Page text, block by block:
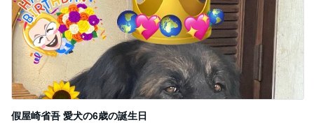
假屋崎省吾 愛犬の6歳の誕生日